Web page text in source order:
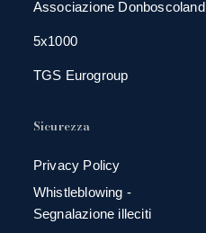
Associazione Donboscoland
5x1000
TGS Eurogroup
Sicurezza
Privacy Policy
Whistleblowing -
Segnalazione illeciti